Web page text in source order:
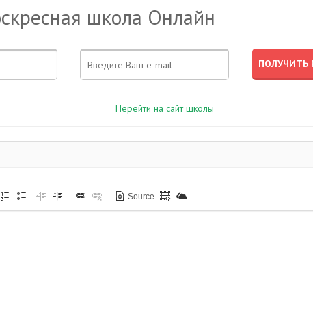
школа Онлайн
Перейти на сайт школы
Source